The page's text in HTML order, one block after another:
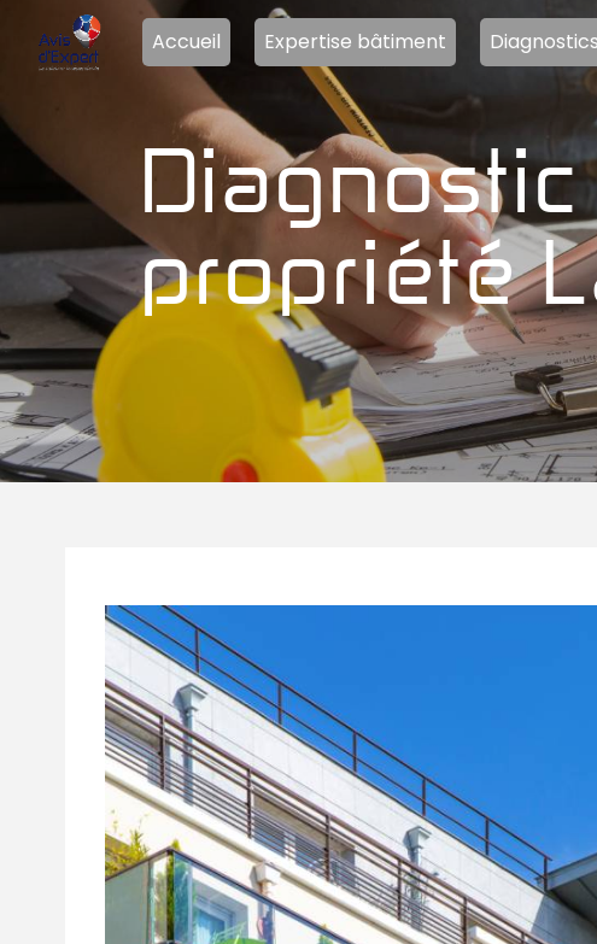
Accueil Expertise bâtiment
diagnostic technique co-
propriété
Panneau de gestion des cookies